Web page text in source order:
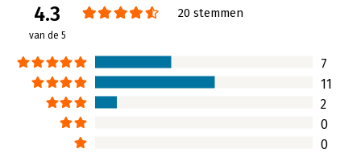
4.3
van de 5
20 stemmen
7
11
2
0
0